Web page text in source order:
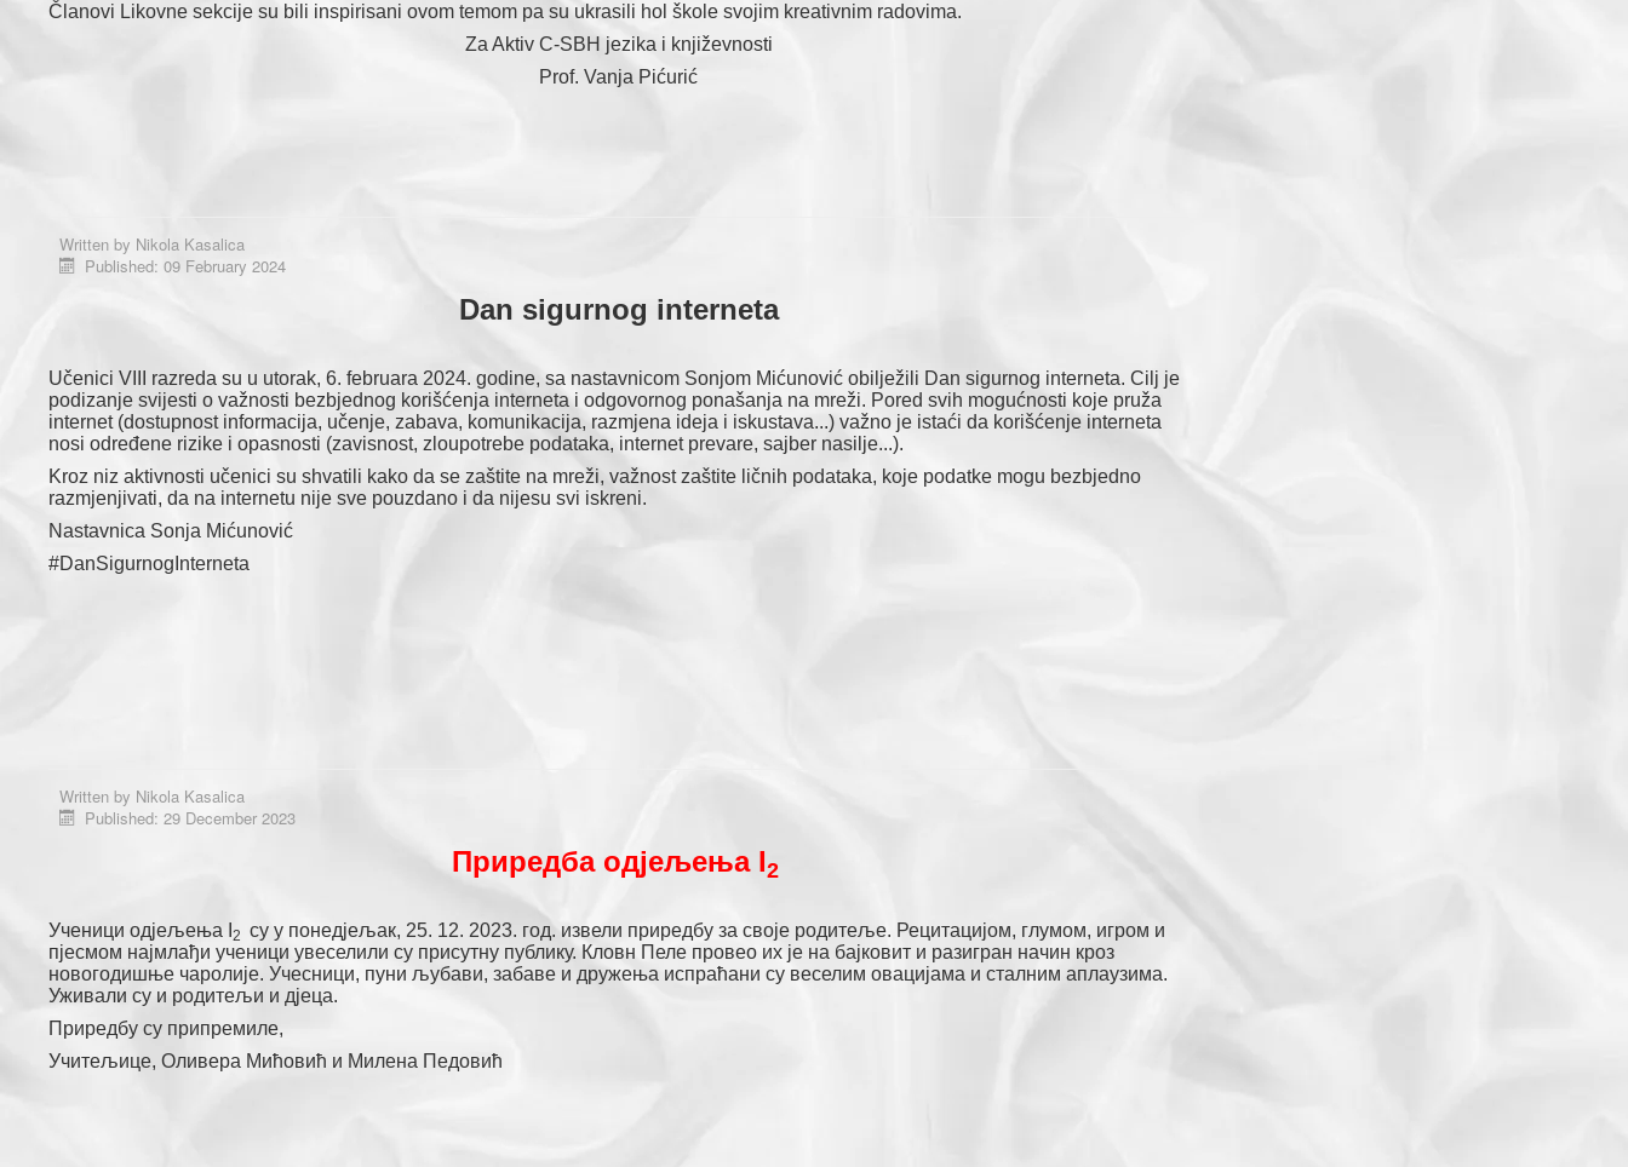
Članovi Likovne sekcije su bili inspirisani ovom temom pa su ukrasili hol škole svojim kreativnim radovima.
Za Aktiv C-SBH jezika i književnosti
Prof. Vanja Pićurić
Written by Nikola Kasalica
Published: 09 February 2024
Dan sigurnog interneta
Učenici VIII razreda su u utorak, 6. februara 2024. godine, sa nastavnicom Sonjom Mićunović obilježili Dan sigurnog interneta. Cilj je
podizanje svijesti o važnosti bezbjednog korišćenja interneta i odgovornog ponašanja na mreži. Pored svih mogućnosti koje pruža
internet (dostupnost informacija, učenje, zabava, komunikacija, razmjena ideja i iskustava...) važno je istaći da korišćenje interneta
nosi određene rizike i opasnosti (zavisnost, zloupotrebe podataka, internet prevare, sajber nasilje...).
Kroz niz aktivnosti učenici su shvatili kako da se zaštite na mreži, važnost zaštite ličnih podataka, koje podatke mogu bezbjedno
razmjenjivati, da na internetu nije sve pouzdano i da nijesu svi iskreni.
Nastavnica Sonja Mićunović
#DanSigurnogInterneta
Written by Nikola Kasalica
Published: 29 December 2023
Приредба одјељења I2
Ученици одјељења I 2 су у понедјељак, 25. 12. 2023. год. извели приредбу за своје родитеље. Рецитацијом, глумом, игром и
пјесмом најмлађи ученици увеселили су присутну публику. Кловн Пеле провео их је на бајковит и разигран начин кроз
новогодишње чаролије. Учесници, пуни љубави, забаве и дружења испраћани су веселим овацијама и сталним аплаузима.
Уживали су и родитељи и дјеца.
Приредбу су припремиле,
Учитељице, Оливера Мићовић и Милена Педовић